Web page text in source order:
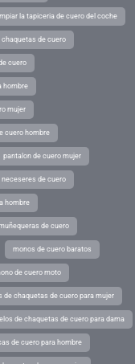
la tapiceria de cuero del coche
chaquetas de cuero
cuero
hombre
mujer
cuero hombre
pantalon de cuero mujer
neceseres de cuero
hombre
de cuero
monos de cuero baratos
de cuero moto
de chaquetas de cuero para mujer
de chaquetas de cuero para dama
de cuero para hombre